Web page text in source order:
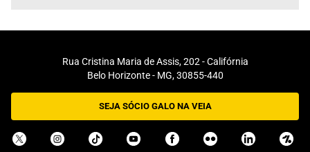
Rua Cristina Maria de Assis, 202 - Califórnia
Belo Horizonte - MG, 30855-440
SEJA SÓCIO GALO NA VEIA